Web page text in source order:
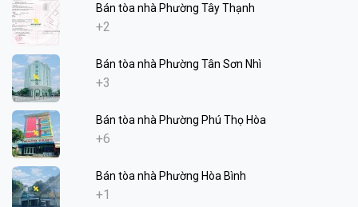
Bán tòa nhà Phường Tây Thạnh
+2
Bán tòa nhà Phường Tân Sơn Nhì
+3
Bán tòa nhà Phường Phú Thọ Hòa
+6
Bán tòa nhà Phường Hòa Bình
+1